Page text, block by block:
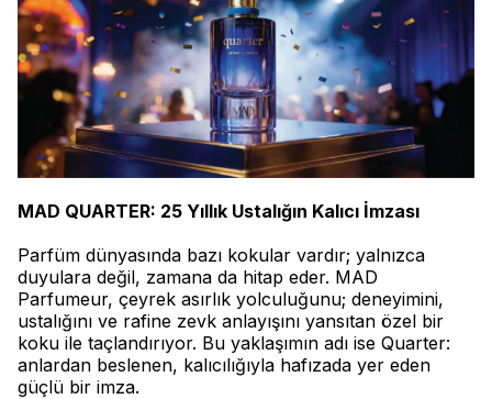
MAD QUARTER: 25 Yıllık Ustalığın Kalıcı İmzası
Parfüm dünyasında bazı kokular vardır; yalnızca
duyulara değil, zamana da hitap eder. MAD
Parfumeur, çeyrek asırlık yolculuğunu; deneyimini,
ustalığını ve rafine zevk anlayışını yansıtan özel bir
koku ile taçlandırıyor. Bu yaklaşımın adı ise Quarter:
anlardan beslenen, kalıcılığıyla hafızada yer eden
güçlü bir imza.